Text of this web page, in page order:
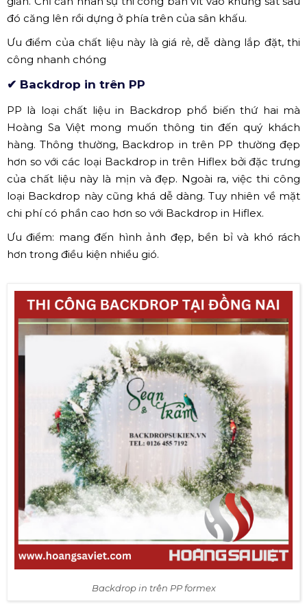
Tổ chức hội thảo - hội nghị
Tổ chức tiệc cưới
Tổ chức lễ ra mắt sản phẩm,...
✅ TỔNG HỢP CÁC CHẤT LIỆU LÀM
Lựa chọn chất liệu thi công backdrop như thế nào phù
hợp cũng là thông tin được nhiều người quan tâm, tìm
hiểu. Hiện nay, Backdrop được sử dụng trong tổ chức sự
kiện có nhiều loại chất liệu khác nhau. Chẳng hạn như
hiflex, PP, màn hình LED,...trong đó, mỗi loại đều có
những ưu điểm riêng biệt để đáp ứng nhu cầu từng
hạng mục và sự kiện. Dưới đây là một số chất liệu in
Backdrop mà quý khách hàng có thể sử dụng như:
Từ lâu, người ta đã biết đến Backdrop được sử dụng là
bạt hiflex được căng ở trên khung sắt. Loại này là một
trong những loại được dùng phổ biến nhất từ xưa đến
nay. Sau khi thiết kế, chất liệu này được thi công khá đơn
giản. Chỉ cần nhân sự thi công bắn vít vào khung sắt sau
đó căng lên rồi dựng ở phía trên của sân khấu.
Ưu điểm của chất liệu này là giá rẻ, dễ dàng lắp đặt, thi
công nhanh chóng
✔ Backdrop in trên PP
PP là loại chất liệu in Backdrop phổ biến thứ hai mà
Hoàng Sa Việt mong muốn thông tin đến quý khách
hàng. Thông thường, Backdrop in trên PP thường đẹp
hơn so với các loại Backdrop in trên Hiflex bởi đặc trưng
của chất liệu này là mịn và đẹp. Ngoài ra, việc thi công
loại Backdrop này cũng khá dễ dàng. Tuy nhiên về mặt